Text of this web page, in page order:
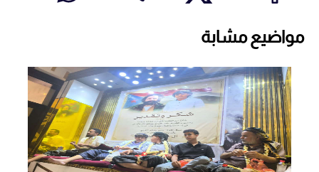
مواضيع مشابة